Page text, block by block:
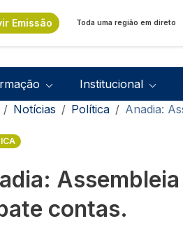
Emissão Toda uma região em direto
principal
Institucional
estrutural
Notícias Política Anadia:
contas.